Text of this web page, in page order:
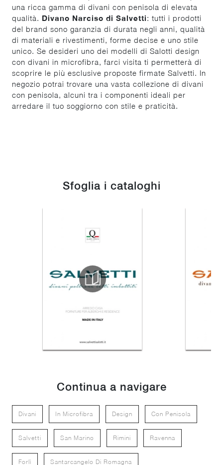
una ricca gamma di divani con penisola di elevata
qualità. Divano Narciso di Salvetti: tutti i prodotti
del brand sono garanzia di durata negli anni, qualità
di materiali e rivestimenti, forme decise e uno stile
unico. Se desideri uno dei modelli di Salotti design
con divani in microfibra, farci visita ti permetterà di
scoprire le più esclusive proposte firmate Salvetti. In
negozio potrai trovare una vasta collezione di divani
con penisola, alcuni tra i componenti ideali per
arredare il tuo soggiorno con stile e praticità.
Sfoglia i cataloghi
Continua a navigare
Divani In Microfibra Design Con Penisola
Salvetti San Marino Rimini Ravenna
Forlì Santarcangelo Di Romagna